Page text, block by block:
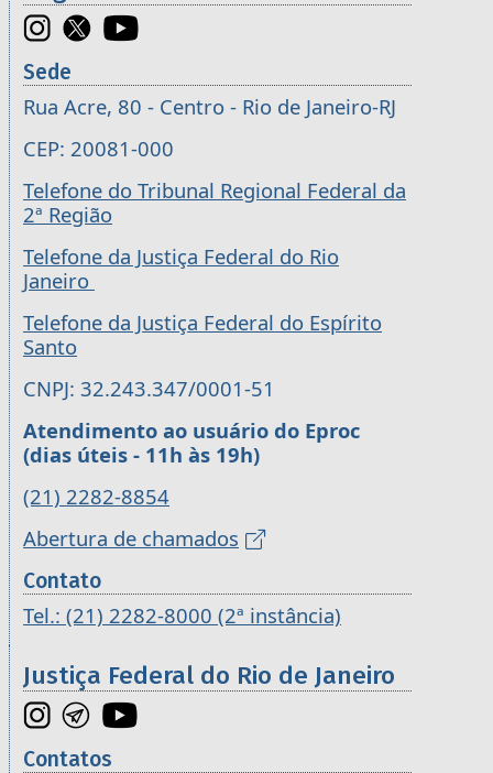
Sede
Rua Acre, 80 - Centro - Rio de Janeiro-RJ
CEP: 20081-000
Telefone do Tribunal Regional Federal da
2ª Região
Telefone da Justiça Federal do Rio
Janeiro
Telefone da Justiça Federal do Espírito
Santo
CNPJ: 32.243.347/0001-51
Atendimento ao usuário do Eproc
(dias úteis - 11h às 19h)
(21) 2282-8854
Abertura de chamados
Contato
Tel.: (21) 2282-8000 (2ª instância)
Justiça Federal do Rio de Janeiro
Contatos